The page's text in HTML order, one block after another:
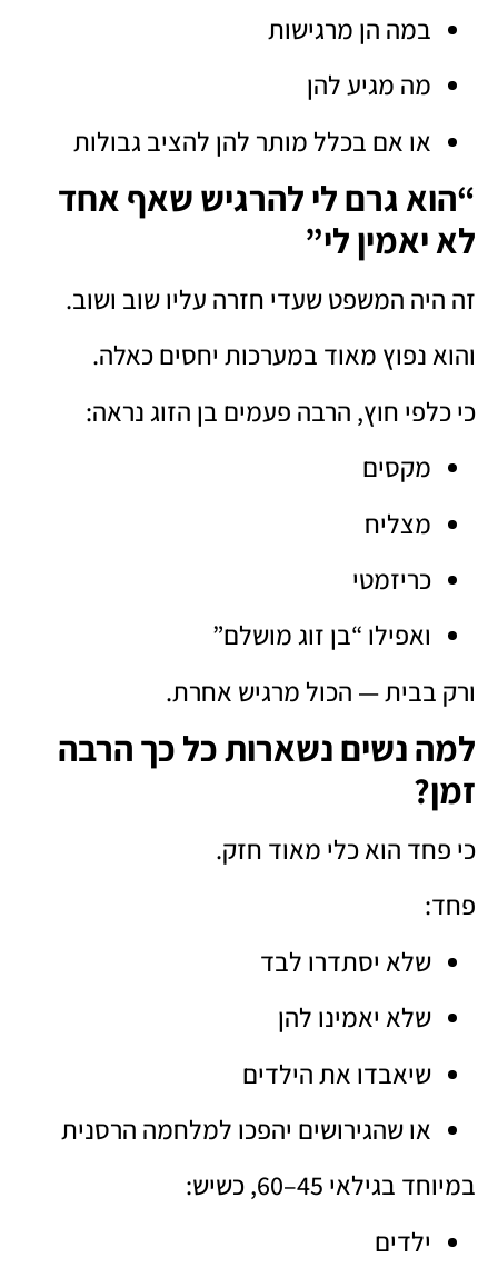
במה הן מרגישות
מה מגיע להן
או אם בכלל מותר להן להציב גבולות
“הוא גרם לי להרגיש שאף אחד
לא יאמין לי”
זה היה המשפט שעדי חזרה עליו שוב ושוב.
והוא נפוץ מאוד במערכות יחסים כאלה.
כי כלפי חוץ, הרבה פעמים בן הזוג נראה:
מקסים
מצליח
כריזמטי
ואפילו “בן זוג מושלם”
ורק בבית — הכול מרגיש אחרת.
למה נשים נשארות כל כך הרבה
זמן?
כי פחד הוא כלי מאוד חזק.
פחד:
שלא יסתדרו לבד
שלא יאמינו להן
שיאבדו את הילדים
או שהגירושים יהפכו למלחמה הרסנית
במיוחד בגילאי 45–60, כשיש:
ילדים